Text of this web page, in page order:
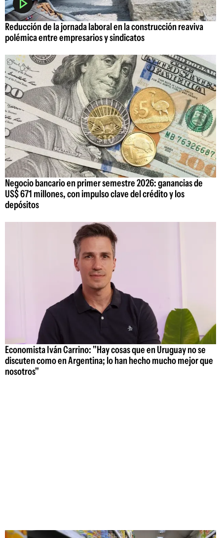
Reducción de la jornada laboral en la construcción reaviva
polémica entre empresarios y sindicatos
Negocio bancario en primer semestre 2026: ganancias de
US$ 671 millones, con impulso clave del crédito y los
depósitos
Economista Iván Carrino: "Hay cosas que en Uruguay no se
discuten como en Argentina; lo han hecho mucho mejor que
nosotros"